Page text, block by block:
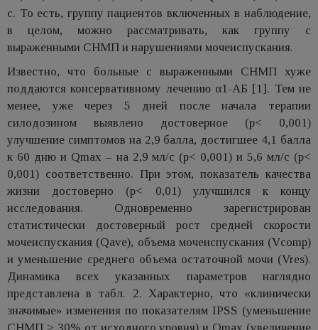
с. То есть, группу пациентов включенных в наблюдение,
в целом, можно рассматривать, как группу с
выраженными СНМП и нарушениями мочеиспускания.
Известно, что больные с выраженными СНМП хуже
поддаются консервативному лечению α1-АБ [1]. Тем не
менее, уже через 5 дней после начала терапии
силодозином выявлено достоверное (p< 0,001)
улучшение симптомов на 2,9 балла, достигшее 4,1 балла
к 60 дню и Qmax – на 2,9 мл/с (p< 0,001) и 5,6 мл/с (p<
0,001) соответственно. При этом, показатель качества
жизни достоверно (p< 0,01) улучшился к концу
исследования. Одновременно зарегистрирован
статистически достоверный рост средней скорости
мочеиспускания (Qave), объема мочеиспускания (Vcomp)
и уменьшение среднего объема остаточной мочи (Vres).
Динамика всех указанных параметров наглядно
представлена в табл. 2. Характерно, что «клинически
значимые» изменения по показателям IPSS (уменьшение